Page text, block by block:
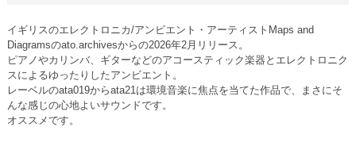
イギリスのエレクトロニカ/アンビエント・アーティストMaps and
Diagramsのato.archivesからの2026年2月リリース。
ピアノやカリンバ、ギターなどのアコースティック楽器とエレクトロニク
スによるゆったりしたアンビエント。
レーベルのata019からata21は環境音楽に焦点を当てた作品で、まさにそ
んな感じの心地よいサウンドです。
オススメです。